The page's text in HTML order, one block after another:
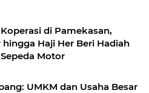
di Pamekasan,
Haji Her Beri Hadiah
Motor
UMKM dan Usaha Besar